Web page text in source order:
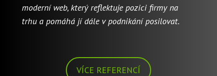
moderní web, který reflektuje pozici firmy na
trhu a pomáhá jí dále v podnikání posilovat.
VÍCE REFERENCÍ